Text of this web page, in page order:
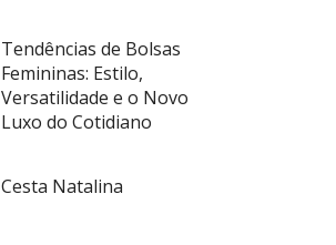
Tendências de Bolsas
Femininas: Estilo,
Versatilidade e o Novo
Luxo do Cotidiano
Cesta Natalina